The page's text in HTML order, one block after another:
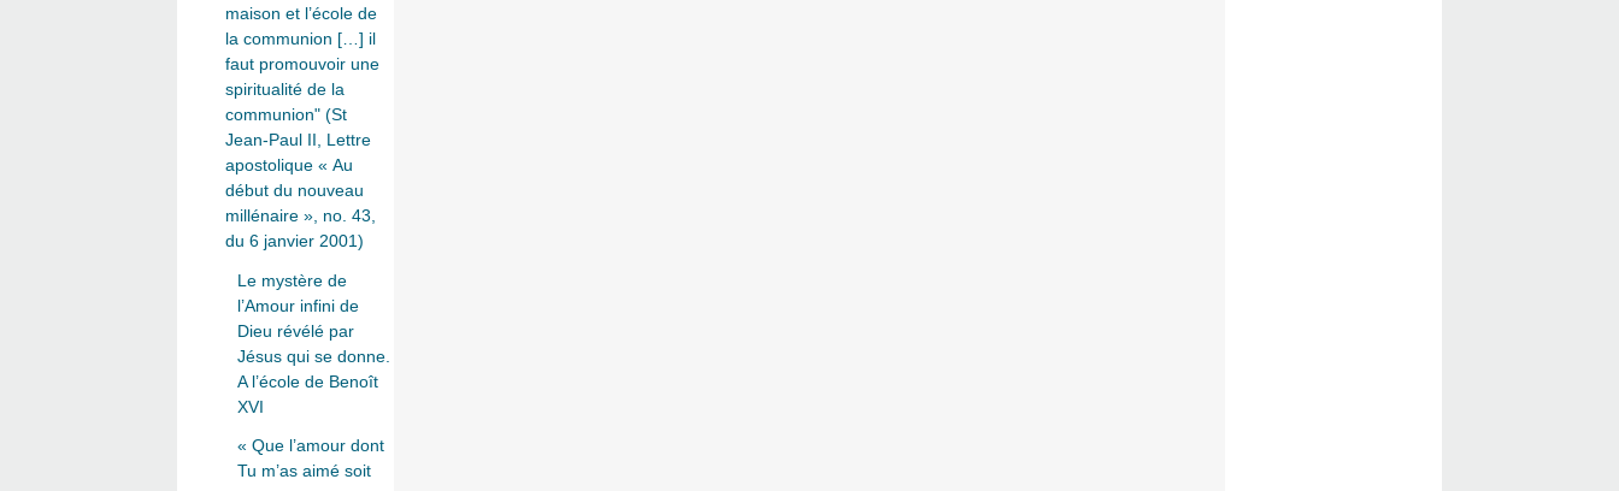
maison et l’école de
la communion […] il
faut promouvoir une
spiritualité de la
communion" (St
Jean-Paul II, Lettre
apostolique « Au
début du nouveau
millénaire », no. 43,
du 6 janvier 2001)
Le mystère de
l’Amour infini de
Dieu révélé par
Jésus qui se donne.
A l’école de Benoît
XVI
« Que l’amour dont
Tu m’as aimé soit